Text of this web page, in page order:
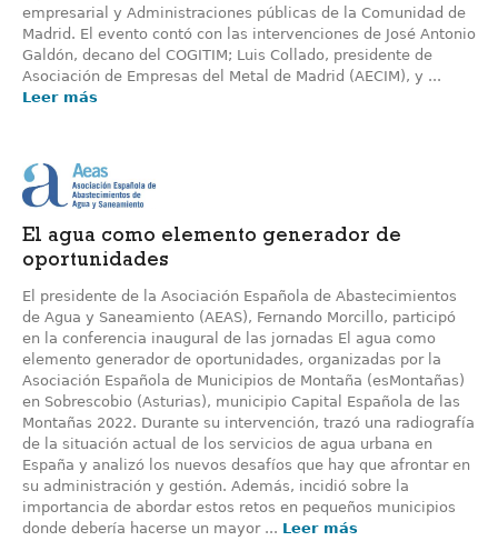
empresarial y Administraciones públicas de la Comunidad de
Madrid. El evento contó con las intervenciones de José Antonio
Galdón, decano del COGITIM; Luis Collado, presidente de
Asociación de Empresas del Metal de Madrid (AECIM), y ...
Leer más
El agua como elemento generador de
oportunidades
El presidente de la Asociación Española de Abastecimientos
de Agua y Saneamiento (AEAS), Fernando Morcillo, participó
en la conferencia inaugural de las jornadas El agua como
elemento generador de oportunidades, organizadas por la
Asociación Española de Municipios de Montaña (esMontañas)
en Sobrescobio (Asturias), municipio Capital Española de las
Montañas 2022. Durante su intervención, trazó una radiografía
de la situación actual de los servicios de agua urbana en
España y analizó los nuevos desafíos que hay que afrontar en
su administración y gestión. Además, incidió sobre la
importancia de abordar estos retos en pequeños municipios
donde debería hacerse un mayor ... Leer más